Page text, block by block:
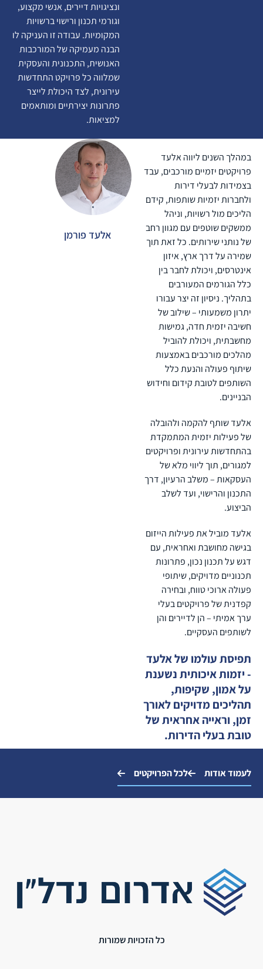
ונציגויות דיירים, אנשי מקצוע,
וגורמי תכנון ורישוי ברשויות
המקומיות. עבודה זו העניקה לו
הבנה מעמיקה של המורכבות
האנושית, התכנונית והעסקית
שמלווה כל פרויקט התחדשות
עירונית, לצד היכולת לייצר
פתרונות יצירתיים ומותאמים
למציאות.
במהלך השנים ליווה אלעד
פרויקטים יזמיים מורכבים, עבד
בצמידות לבעלי דירות
ולחברות יזמיות שותפות, קידם
הליכים מול רשויות, וניהל
ממשקים שוטפים עם מגוון רחב
של נותני שירותים. כל זאת תוך
שמירה על דרך ארץ, איזון
אינטרסים, ויכולת לחבר בין
כלל הגורמים המעורבים
בתהליך. ניסיון זה יצר עבורו
יתרון משמעותי – שילוב של
חשיבה יזמית חדה, גמישות
מחשבתית, ויכולת להוביל
מהלכים מורכבים באמצעות
שיתוף פעולה והנעת כלל
השותפים לטובת קידום וחידוש
הבניינים.
אלעד שותף להקמה ולהובלה
של פעילות יזמית המתמקדת
בהתחדשות עירונית ופרויקטים
למגורים, תוך ליווי מלא של
העסקאות – משלב הרעיון, דרך
התכנון והרישוי, ועד לשלב
הביצוע.
אלעד מוביל את פעילות הייזום
בגישה מחושבת ואחראית, עם
דגש על תכנון נכון, פתרונות
תכנוניים מדויקים, שיתופי
פעולה ארוכי טווח, ובחירה
קפדנית של פרויקטים בעלי
ערך אמיתי – הן לדיירים והן
לשותפים העסקיים.
תפיסת עולמו של אלעד
- יזמות איכותית נשענת
על אמון, שקיפות,
תהליכים מדויקים לאורך
זמן, וראייה אחראית של
טובת בעלי הדירות.
אלעד פורמן
לעמוד אודות לכל הפרויקטים
כל הזכויות שמורות